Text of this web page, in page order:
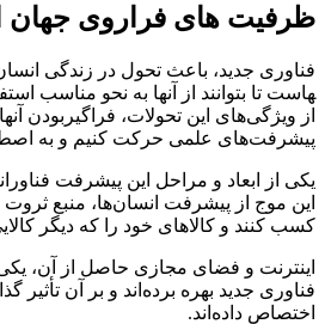
ظرفیت های فراروی جهان
هاست تا بتوانند از آن­ها به نحو مناسب
از ویژگی‌های این تحولات، فراگیربودن
پیشرفت‌های علمی حرکت کنیم و به
یکی از ابعاد و مراحل این پیشرفت
این موج از پیشرفت انسان‌ها، منبع
کسب کنند و کالاهای خود را که دیگر
اینترنت و فضای مجازی حاصل از آن،
فناوری جدید بهره برده‌اند و بر آن
اختصاص داده‌اند.